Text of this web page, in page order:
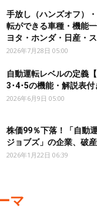
手放し（ハンズオフ）
転ができる車種・機能
ヨタ・ホンダ・日産・
2026年7月28日 05:00
自動運転レベルの定義
3･4･5の機能・解説表付
2026年6月9日 05:00
株価99％下落！「自動
ジョブズ」の企業、破
2026年1月22日 06:39
マ